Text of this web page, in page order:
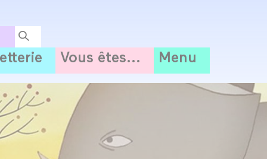
Vous êtes... Menu